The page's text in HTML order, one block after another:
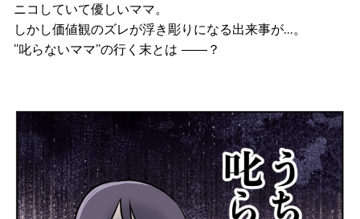
ニコしていて優しいママ。
しかし価値観のズレが浮き彫りになる出来事が…。
“叱らないママ”の行く末とは ――？